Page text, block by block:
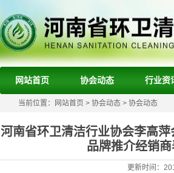
网站首页 协会动态 行业资
当前位置： 网站首页 > 协会动态 > 协会动态
河南省环卫清洁行业协会李高
品牌推介经销
更新时间：